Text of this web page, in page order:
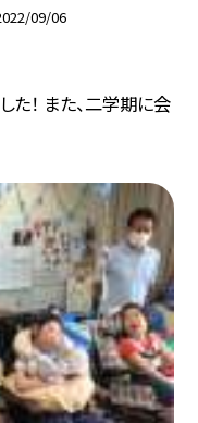
09/06
！ また、二学期に会